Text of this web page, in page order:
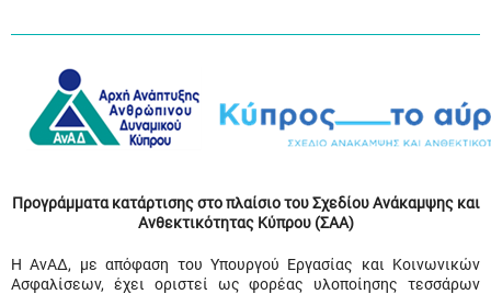
Προγράμματα κατάρτισης στο πλαίσιο του Σχεδίου Ανάκαμψης και
Ανθεκτικότητας Κύπρου (ΣΑΑ)
Η ΑνΑΔ, με απόφαση του Υπουργού Εργασίας και Κοινωνικών
Ασφαλίσεων, έχει οριστεί ως φορέας υλοποίησης τεσσάρων